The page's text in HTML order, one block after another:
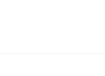
Choisissez entre une
vêtement, mais une
importante pour vous, de